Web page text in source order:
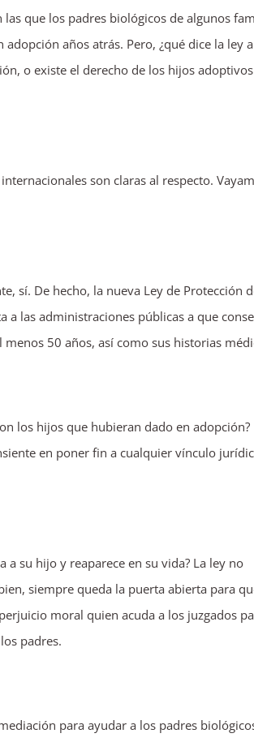
que los padres biológicos de algunos
años atrás. Pero, ¿qué dice la ley
o existe el derecho de los hijos
son claras al respecto.
sí. De hecho, la nueva Ley de Protección
a las administraciones públicas a que
50 años, así como sus historias
los hijos que hubieran dado en adopción?
en poner fin a cualquier vínculo
a su hijo y reaparece en su vida? La ley no
siempre queda la puerta abierta para
moral quien acuda a los juzgados
padres.
para ayudar a los padres